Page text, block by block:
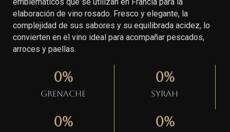
elaboración de vino rosado. Fresco y elegante, la
complejidad de sus sabores y su equilibrada acidez, lo
convierten en el vino ideal para acompañar pescados,
arroces y paellas.
Grenache
0%
Syrah
0%
0% 0%